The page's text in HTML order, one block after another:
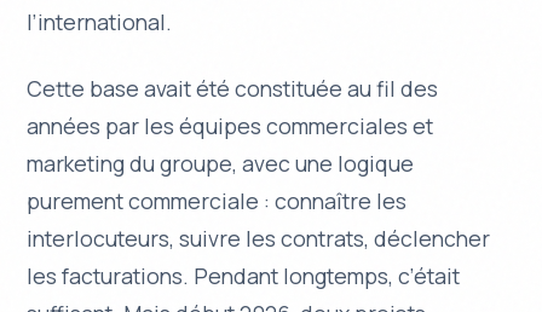
l’international.
Cette base avait été constituée au fil des
années par les équipes commerciales et
marketing du groupe, avec une logique
purement commerciale : connaître les
interlocuteurs, suivre les contrats, déclencher
les facturations. Pendant longtemps, c’était